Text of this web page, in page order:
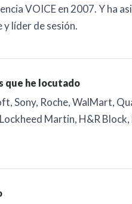
VOICE en 2007. Y ha
líder de sesión.
que he locutado
Sony, Roche, WalMart,
Martin, H&R